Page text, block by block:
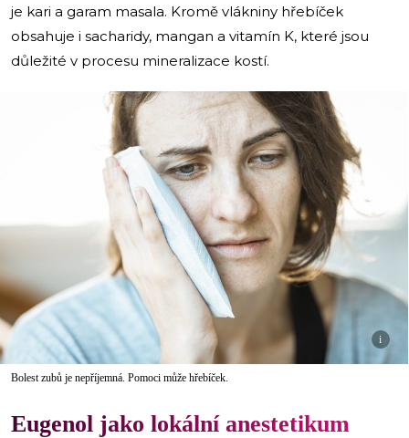
je kari a garam masala. Kromě vlákniny hřebíček
obsahuje i sacharidy, mangan a vitamín K, které jsou
důležité v procesu mineralizace kostí.
i
Bolest zubů je nepříjemná. Pomoci může hřebíček.
Eugenol jako lokální anestetikum